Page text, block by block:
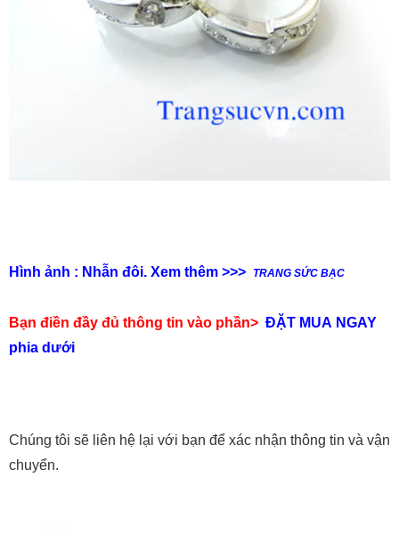
Hình ảnh : Nhẫn đôi. Xem thêm >>> TRANG SỨC BẠC
Bạn điền đầy đủ thông tin vào phần> ĐẶT MUA NGAY
phia dưới
Chúng tôi sẽ liên hệ lại với bạn để xác nhận thông tin và vận
chuyển.